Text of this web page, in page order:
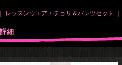
｜ レッスンウエア > チョリ＆パンツセット
細